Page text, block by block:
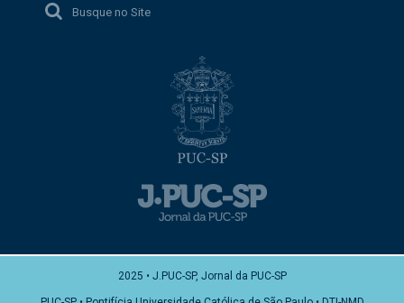
Busque no Site
2025 • J.PUC-SP, Jornal da PUC-SP